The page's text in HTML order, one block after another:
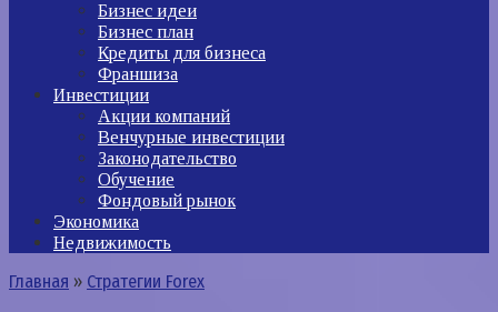
Бизнес идеи
Бизнес план
Кредиты для бизнеса
Франшиза
Инвестиции
Акции компаний
Венчурные инвестиции
Законодательство
Обучение
Фондовый рынок
Экономика
Недвижимость
Главная » Стратегии Forex